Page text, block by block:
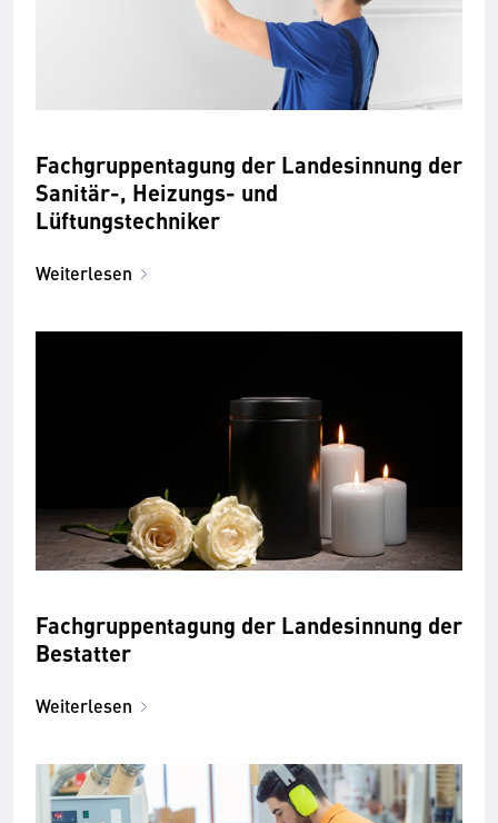
Fachgruppentagung der Landesinnung der
Sanitär-, Heizungs- und
Lüftungstechniker
Weiterlesen
Fachgruppentagung der Landesinnung der
Bestatter
Weiterlesen